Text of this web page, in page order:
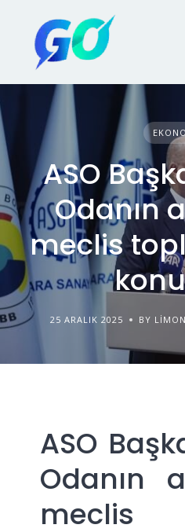
ASO
Odanın
meclis
25 ARALIK 2025 BY LIMON
ASO
Odanın
meclis